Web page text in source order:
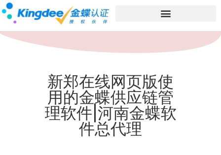
新郑在线网页版使
用的金蝶供应链管
理软件|河南金蝶软
件总代理